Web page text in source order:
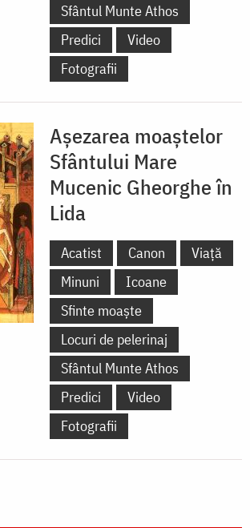
Sfântul Munte Athos
Predici
Video
Fotografii
Așezarea moaștelor
Sfântului Mare
Mucenic Gheorghe în
Lida
Acatist Canon
Viață
Minuni
Icoane
Sfinte moaște
Locuri de pelerinaj
Sfântul Munte Athos
Predici
Video
Fotografii